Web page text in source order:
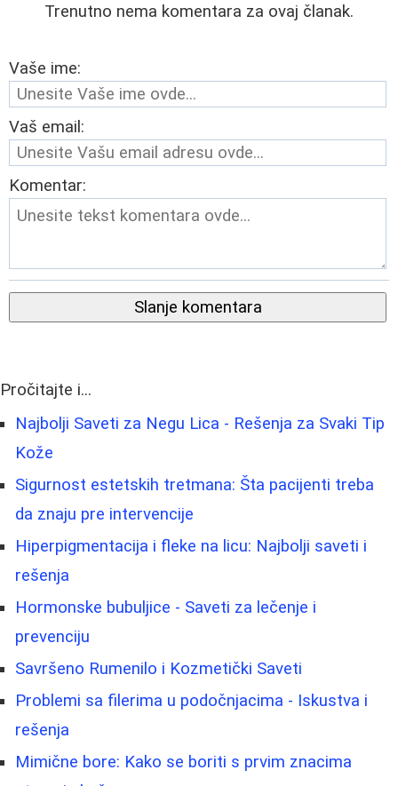
Trenutno nema komentara za ovaj članak.
Vaše ime:
Vaš email:
Komentar:
Slanje komentara
Pročitajte i...
Najbolji Saveti za Negu Lica - Rešenja za Svaki Tip
Kože
Sigurnost estetskih tretmana: Šta pacijenti treba
da znaju pre intervencije
Hiperpigmentacija i fleke na licu: Najbolji saveti i
rešenja
Hormonske bubuljice - Saveti za lečenje i
prevenciju
Savršeno Rumenilo i Kozmetički Saveti
Problemi sa filerima u podočnjacima - Iskustva i
rešenja
Mimične bore: Kako se boriti s prvim znacima